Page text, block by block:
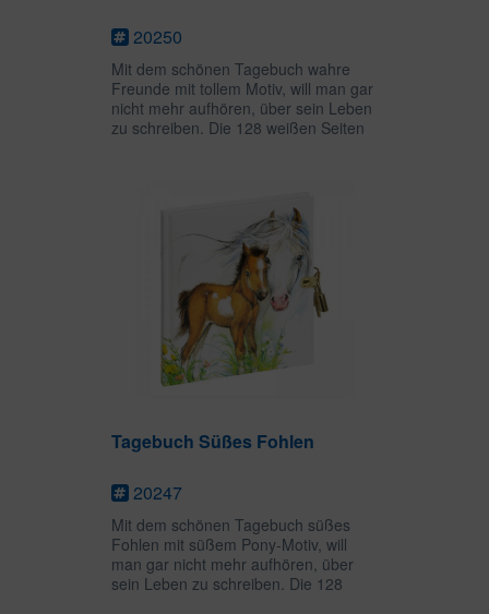
20250
Mit dem schönen Tagebuch wahre
Freunde mit tollem Motiv, will man gar
nicht mehr aufhören, über sein Leben
zu schreiben. Die 128 weißen Seiten
Tagebuch Süßes Fohlen
20247
Mit dem schönen Tagebuch süßes
Fohlen mit süßem Pony-Motiv, will
man gar nicht mehr aufhören, über
sein Leben zu schreiben. Die 128